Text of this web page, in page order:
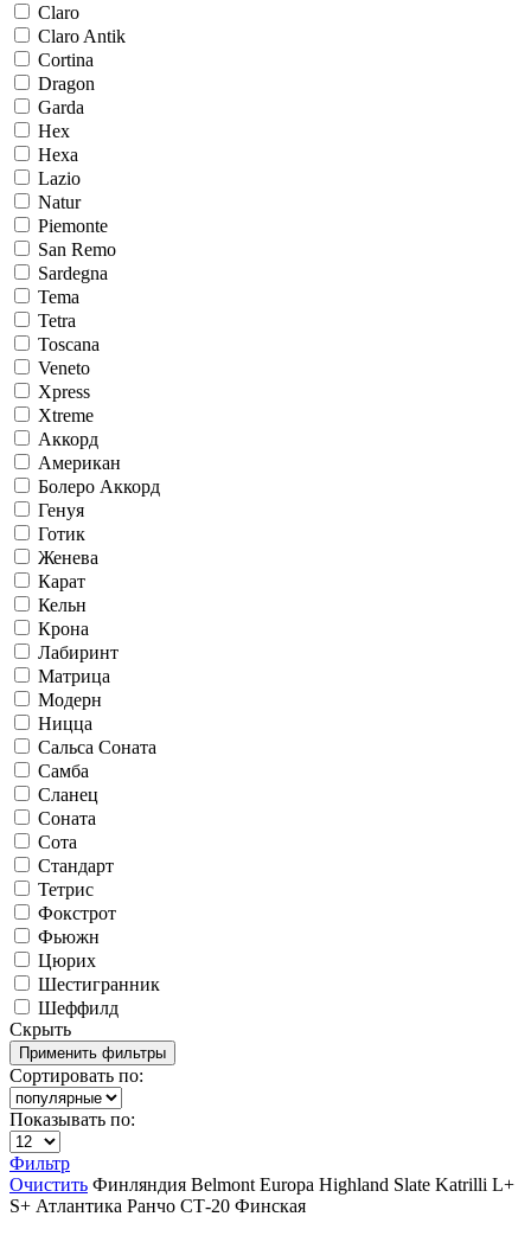
Claro
Claro Antik
Cortina
Dragon
Garda
Hex
Hexa
Lazio
Natur
Piemonte
San Remo
Sardegna
Tema
Tetra
Toscana
Veneto
Xpress
Xtreme
Аккорд
Американ
Болеро Аккорд
Генуя
Готик
Женева
Карат
Кельн
Крона
Лабиринт
Матрица
Модерн
Ницца
Сальса Соната
Самба
Сланец
Соната
Сота
Стандарт
Тетрис
Фокстрот
Фьюжн
Цюрих
Шестигранник
Шеффилд
Скрыть
Сортировать по:
Показывать по:
Фильтр
Очистить Финляндия Belmont Europa Highland Slate Katrilli L+
S+ Атлантика Ранчо СТ-20 Финская